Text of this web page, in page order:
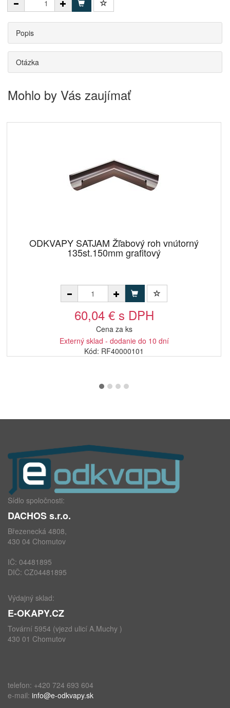
Popis
Otázka
Mohlo by Vás zaujímať
ODKVAPY SATJAM Žľabový roh vnútorný
135st.150mm grafitový
60,04 € s DPH
Cena za ks
Externý sklad - dodanie do 10 dní
Kód: RF40000101
Sídlo spoločnosti:
DACHOS s.r.o.
Březenecká 4808,
430 04 Chomutov
IČ: 04481895
DIČ: CZ04481895
Výdajný sklad:
E-OKAPY.CZ
Tovární 5954 (vjezd ulicí A.Muchy )
430 01 Chomutov
telefon: +420 724 693 604
e-mail: info@e-odkvapy.sk